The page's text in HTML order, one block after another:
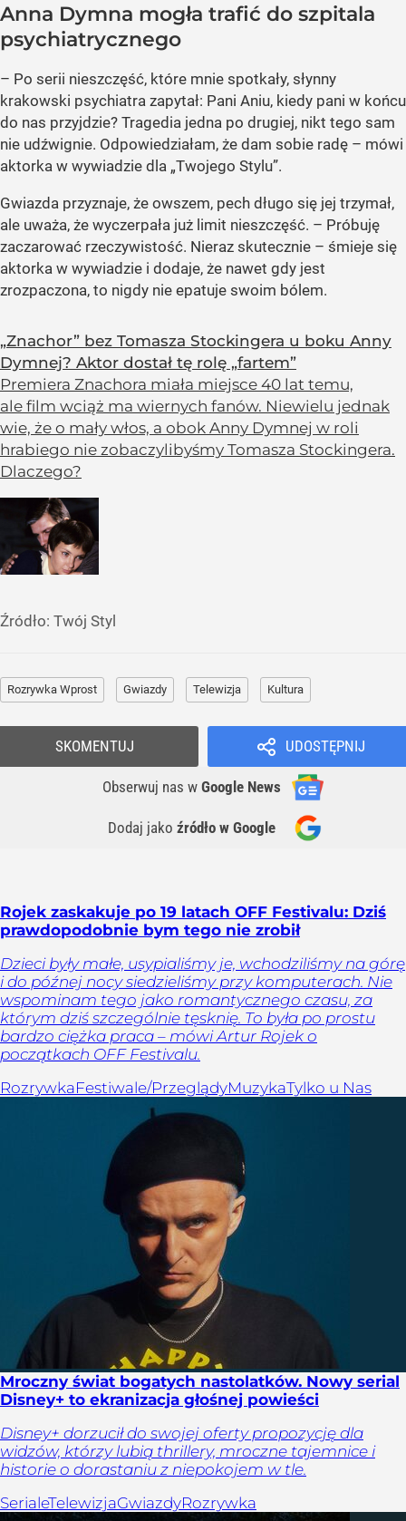
Anna Dymna mogła trafić do szpitala
psychiatrycznego
– Po serii nieszczęść, które mnie spotkały, słynny
krakowski psychiatra zapytał: Pani Aniu, kiedy pani w końcu
do nas przyjdzie? Tragedia jedna po drugiej, nikt tego sam
nie udźwignie. Odpowiedziałam, że dam sobie radę – mówi
aktorka w wywiadzie dla „Twojego Stylu”.
Gwiazda przyznaje, że owszem, pech długo się jej trzymał,
ale uważa, że wyczerpała już limit nieszczęść. – Próbuję
zaczarować rzeczywistość. Nieraz skutecznie – śmieje się
aktorka w wywiadzie i dodaje, że nawet gdy jest
zrozpaczona, to nigdy nie epatuje swoim bólem.
„Znachor” bez Tomasza Stockingera u boku Anny
Dymnej? Aktor dostał tę rolę „fartem”
Premiera Znachora miała miejsce 40 lat temu,
ale film wciąż ma wiernych fanów. Niewielu jednak
wie, że o mały włos, a obok Anny Dymnej w roli
hrabiego nie zobaczylibyśmy Tomasza Stockingera.
Dlaczego?
Źródło: Twój Styl
Rozrywka Wprost Gwiazdy Telewizja Kultura
UDOSTĘPNIJ
Obserwuj nas w Google News
Dodaj jako źródło w Google
SKOMENTUJ
Rojek zaskakuje po 19 latach OFF Festivalu: Dziś
prawdopodobnie bym tego nie zrobił
Dzieci były małe, usypialiśmy je, wchodziliśmy na górę
i do późnej nocy siedzieliśmy przy komputerach. Nie
wspominam tego jako romantycznego czasu, za
którym dziś szczególnie tęsknię. To była po prostu
bardzo ciężka praca – mówi Artur Rojek o
początkach OFF Festivalu.
RozrywkaFestiwale/PrzeglądyMuzykaTylko u Nas
Mroczny świat bogatych nastolatków. Nowy serial
Disney+ to ekranizacja głośnej powieści
Disney+ dorzucił do swojej oferty propozycję dla
widzów, którzy lubią thrillery, mroczne tajemnice i
historie o dorastaniu z niepokojem w tle.
SerialeTelewizjaGwiazdyRozrywka